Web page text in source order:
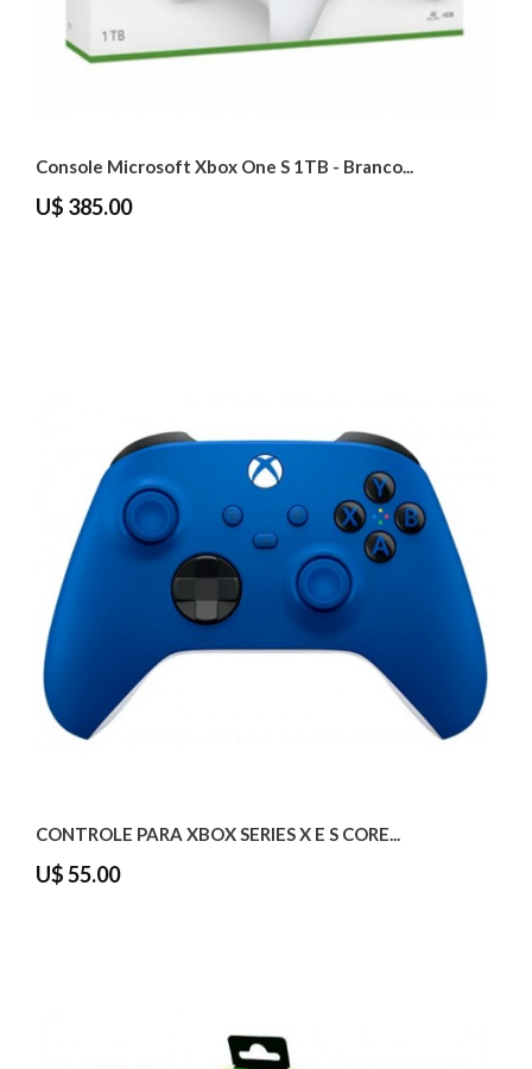
Console Microsoft Xbox One S 1TB - Branco...
U$ 385.00
CONTROLE PARA XBOX SERIES X E S CORE...
U$ 55.00